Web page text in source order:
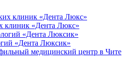
клиник «Дента Люкс»
«Дента Люксик»